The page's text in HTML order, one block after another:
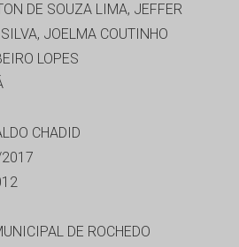
DE SOUZA LIMA, JEFFER
JOELMA COUTINHO
LOPES
CHADID
DE ROCHEDO